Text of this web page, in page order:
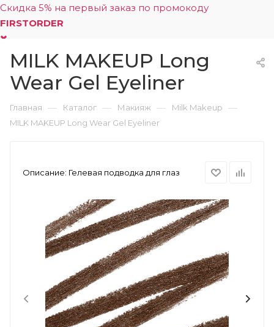
Скидка 5% на первый заказ по промокоду
FIRSTORDER
0
MILK MAKEUP Long
Wear Gel Eyeliner
Главная — Каталог — Макияж — Milk Makeup —
MILK MAKEUP Long Wear Gel Eyeliner
Описание: Гелевая подводка для глаз